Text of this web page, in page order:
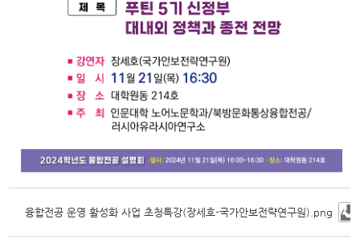
융합전공 운영 활성화 사업 초청특강(장세호-국가안보전략연구원).png